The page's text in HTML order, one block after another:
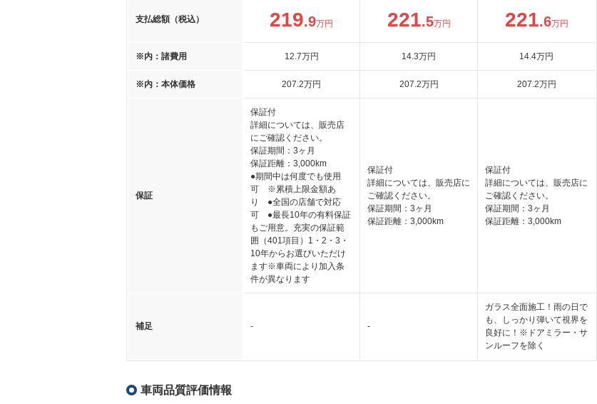
支払総額（税込） 219.9万円 221.5万円 221.6万円
※内：諸費用 12.7万円 14.3万円 14.4万円
※内：本体価格 207.2万円 207.2万円 207.2万円
保証
保証付
詳細については、販売店
にご確認ください。
保証期間：3ヶ月
保証距離：3,000km
●期間中は何度でも使用
可 ※累積上限金額あ
り ●全国の店舗で対応
可 ●最長10年の有料保証
もご用意。充実の保証範
囲（401項目）1・2・3・
10年からお選びいただけ
ます※車両により加入条
件が異なります
保証付
詳細については、販売店に
ご確認ください。
保証期間：3ヶ月
保証距離：3,000km
保証付
詳細については、販売店に
ご確認ください。
保証期間：3ヶ月
保証距離：3,000km
補足 - -
ガラス全面施工！雨の日で
も、しっかり弾いて視界を
良好に！※ドアミラー・サ
ンルーフを除く
車両品質評価情報